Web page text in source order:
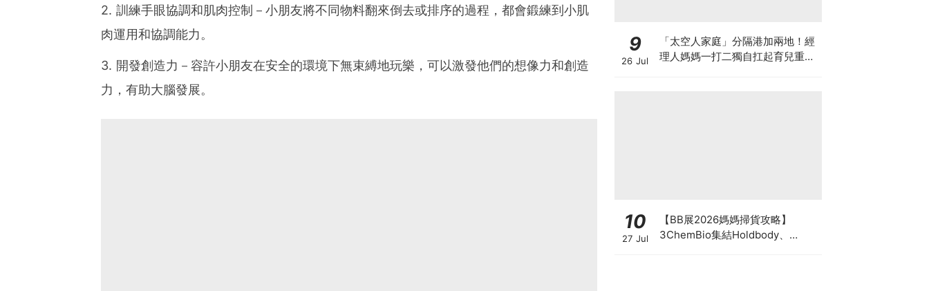
2. 訓練手眼協調和肌肉控制－小朋友將不同物料翻來倒去或排序的過程，都會鍛練到小肌
肉運用和協調能力。
3. 開發創造力－容許小朋友在安全的環境下無束縛地玩樂，可以激發他們的想像力和創造
力，有助大腦發展。
9
26 Jul
「太空人家庭」分隔港加兩地！經
理人媽媽一打二獨自扛起育兒重
10
27 Jul
【BB展2026媽媽掃貨攻略】
3ChemBio集結Holdbody、